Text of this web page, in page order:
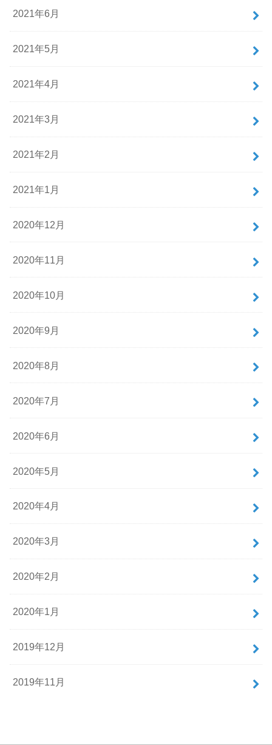
2021年6月
2021年5月
2021年4月
2021年3月
2021年2月
2021年1月
2020年12月
2020年11月
2020年10月
2020年9月
2020年8月
2020年7月
2020年6月
2020年5月
2020年4月
2020年3月
2020年2月
2020年1月
2019年12月
2019年11月